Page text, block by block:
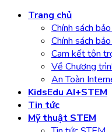
Trang chủ
Chính sách
Chính sách
Cam kết tôn
Về Chương
An Toàn
KidsEdu AI+STEM
Tin tức
Mỹ thuật STEM